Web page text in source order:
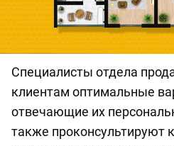
Специалисты отдела
клиентам оптимальные
отвечающие их
также проконсультируют